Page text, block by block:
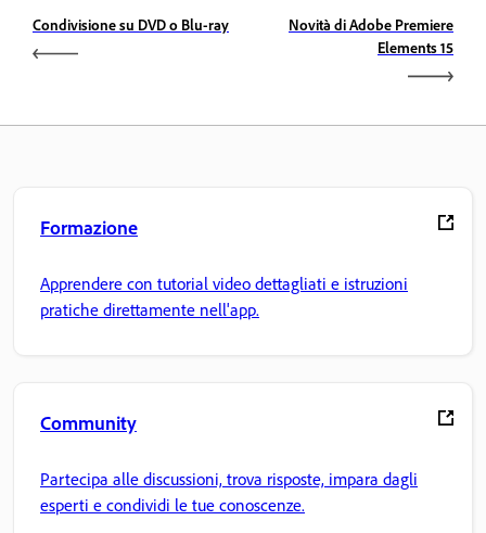
Condivisione su DVD o Blu-ray
Novità di Adobe Premiere
Elements 15
Formazione
Apprendere con tutorial video dettagliati e istruzioni
pratiche direttamente nell'app.
Community
Partecipa alle discussioni, trova risposte, impara dagli
esperti e condividi le tue conoscenze.